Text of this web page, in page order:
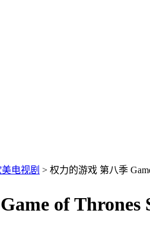
美电视剧 > 权力的游戏 第八季
of Thrones